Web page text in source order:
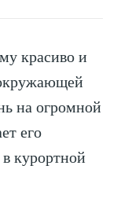
красиво и
на огромной
его
курортной